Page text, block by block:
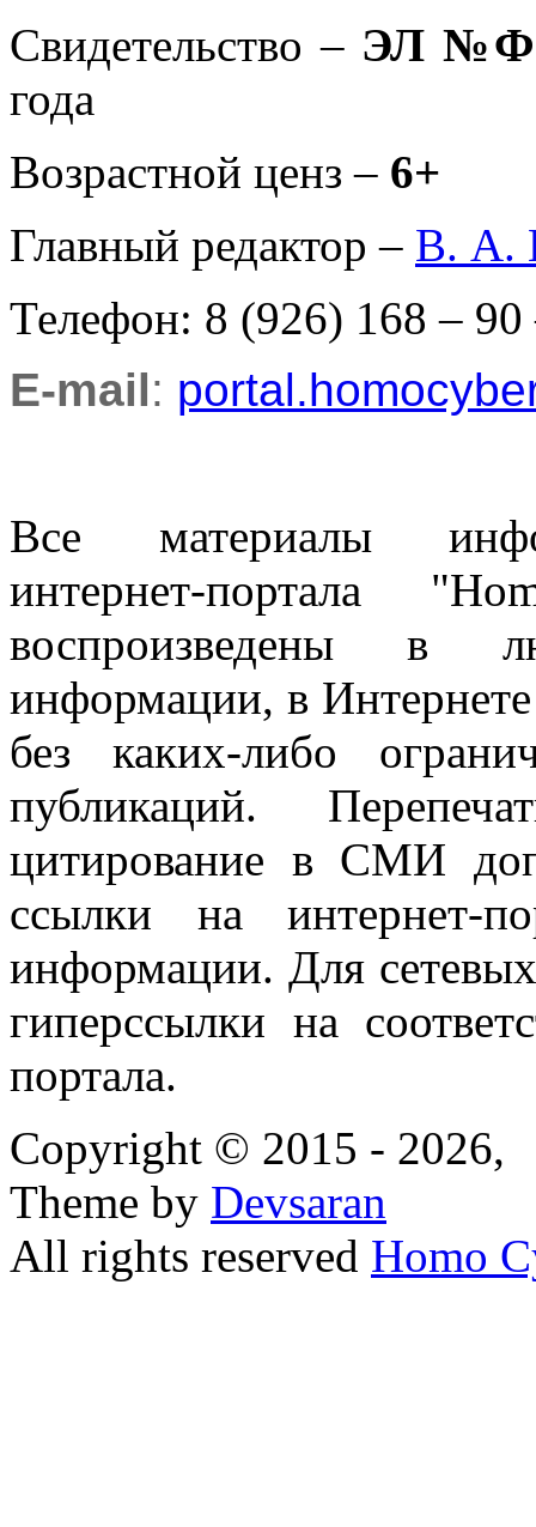
Свидетельство – ЭЛ
года
Возрастной ценз – 6+
Главный редактор – В. А.
Телефон: 8 (926) 168 – 90
E-mail:
Все материалы
интернет-портала
воспроизведены в
информации, в
без каких-либо
публикаций.
цитирование в СМИ
ссылки на интернет-
информации. Для
гиперссылки на
портала.
Copyright © 2015 - 2026,
Theme by Devsaran
All rights reserved Homo